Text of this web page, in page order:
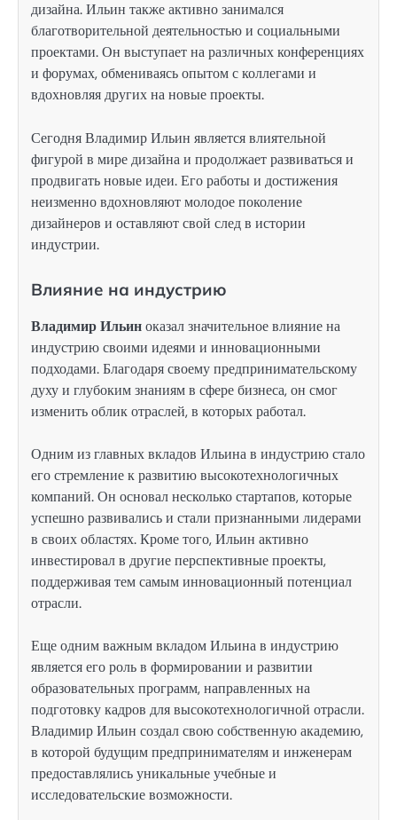
дизайна. Ильин также активно занимался
благотворительной деятельностью и социальными
проектами. Он выступает на различных конференциях
и форумах, обмениваясь опытом с коллегами и
вдохновляя других на новые проекты.
Сегодня Владимир Ильин является влиятельной
фигурой в мире дизайна и продолжает развиваться и
продвигать новые идеи. Его работы и достижения
неизменно вдохновляют молодое поколение
дизайнеров и оставляют свой след в истории
индустрии.
Влияние на индустрию
Владимир Ильиноказал значительное влияние на
индустрию своими идеями и инновационными
подходами. Благодаря своему предпринимательскому
духу и глубоким знаниям в сфере бизнеса, он смог
изменить облик отраслей, в которых работал.
Одним из главных вкладов Ильина в индустрию стало
его стремление к развитию высокотехнологичных
компаний. Он основал несколько стартапов, которые
успешно развивались и стали признанными лидерами
в своих областях. Кроме того, Ильин активно
инвестировал в другие перспективные проекты,
поддерживая тем самым инновационный потенциал
отрасли.
Еще одним важным вкладом Ильина в индустрию
является его роль в формировании и развитии
образовательных программ, направленных на
подготовку кадров для высокотехнологичной отрасли.
Владимир Ильин создал свою собственную академию,
в которой будущим предпринимателям и инженерам
предоставлялись уникальные учебные и
исследовательские возможности.